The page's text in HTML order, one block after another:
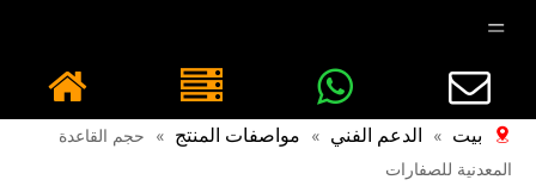
بيت » الدعم الفني » مواصفات المنتج » حجم القاعدة
المعدنية للصفارات